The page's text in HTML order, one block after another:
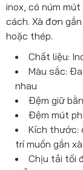
inox, có núm
cách. Xà đơn
hoặc thép.
Chất liệu:
Màu sắc:
nhau
Đệm giữ
Đệm mút
Kích thước:
trí muốn gắn
Chịu tải tối